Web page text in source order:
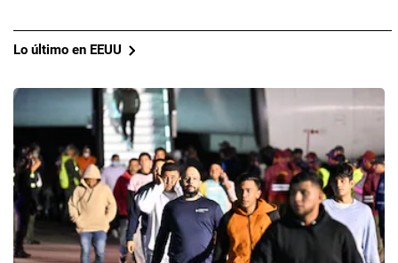
Lo último en EEUU